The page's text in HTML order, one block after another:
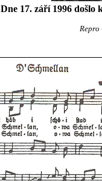
Dne 17. září 1996 došlo
Repro